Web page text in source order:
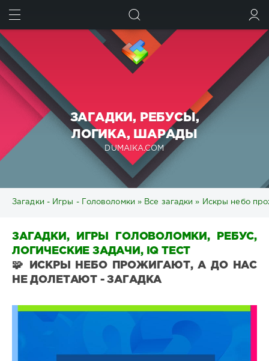
ЗАГАДКИ, РЕБУСЫ,
ЛОГИКА, ШАРАДЫ
DUMAIKA.COM
Загадки - Игры - Головоломки » Все загадки » Искры небо
ЗАГАДКИ, ИГРЫ ГОЛОВОЛОМКИ, РЕБУС,
ЛОГИЧЕСКИЕ ЗАДАЧИ, IQ ТЕСТ
🧩 ИСКРЫ НЕБО ПРОЖИГАЮТ, А ДО НАС
НЕ ДОЛЕТАЮТ - ЗАГАДКА